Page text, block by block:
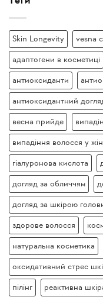
Skin Longevity vesna
адаптогени в косметиці
антиоксиданти
антиоксидантний
весна прийде
випадіння волосся у
гіалуронова кислота
догляд за обличчям
догляд за шкірою
здорове волосся
натуральна косметика
оксидативний стрес
пілінг реактивна